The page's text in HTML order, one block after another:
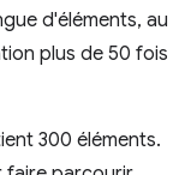
d'éléments, au
plus de 50 fois
300 éléments.